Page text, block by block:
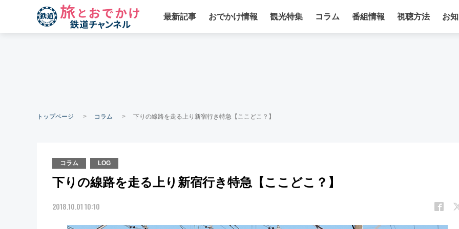
最新記事 おでかけ情報 観光特集 コラム 番組情報 視聴方法 お
トップページ コラム 下りの線路を走る上り新宿行き特急【ここどこ？】
コラム LOG
下りの線路を走る上り新宿行き特急【ここどこ？】
2018.10.01 10:10